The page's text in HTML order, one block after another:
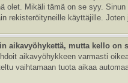
olet. Mikäli tämä on se syy.
rekisteröityneille käyttäjille.
aikavyöhykettä, mutta kello on
aikavyöhykkeen varmasti
vaihtamaan tuota aikaa